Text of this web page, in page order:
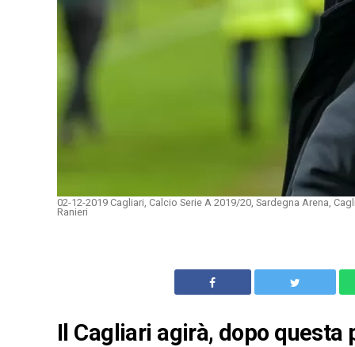
02-12-2019 Cagliari, Calcio Serie A 2019/20, Sardegna Arena,
Ranieri
Il Cagliari agirà, dopo